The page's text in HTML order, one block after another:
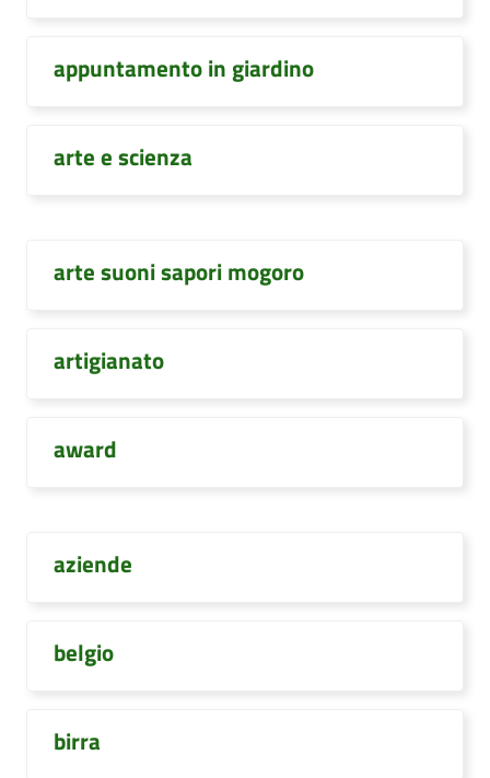
appuntamento in giardino
arte e scienza
arte suoni sapori mogoro
artigianato
award
aziende
belgio
birra